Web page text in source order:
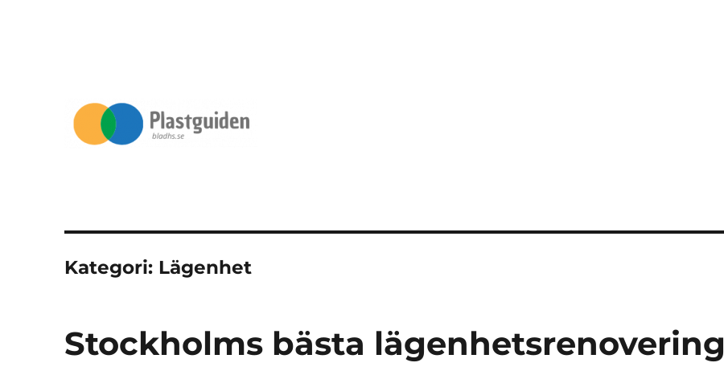
Kategori: Lägenhet
Stockholms bästa lägenhetsrenovering